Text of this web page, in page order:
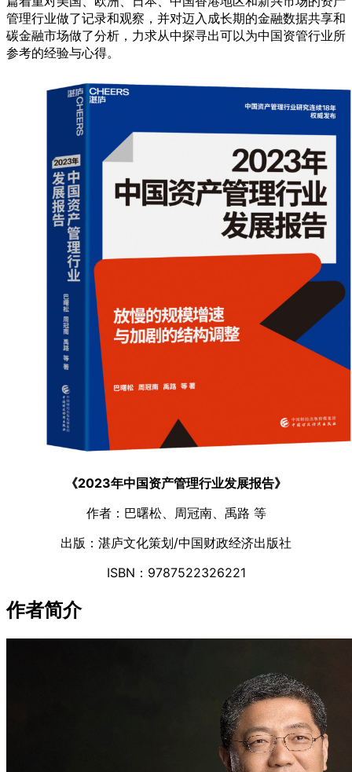
管理行业做了记录和观察，并对迈入成长期的金融数据共享和
碳金融市场做了分析，力求从中探寻出可以为中国资管行业所
参考的经验与心得。
《2023年中国资产管理行业发展报告》
作者：巴曙松、周冠南、禹路 等
出版：湛庐文化策划/中国财政经济出版社
ISBN：9787522326221
作者简介